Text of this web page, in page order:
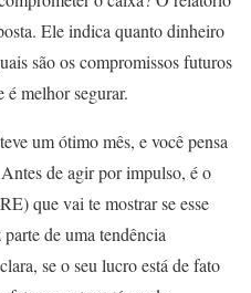
Ele indica quanto dinheiro
são os compromissos futuros
melhor segurar.
um ótimo mês, e você pensa
de agir por impulso, é o
que vai te mostrar se esse
de uma tendência
se o seu lucro está de fato